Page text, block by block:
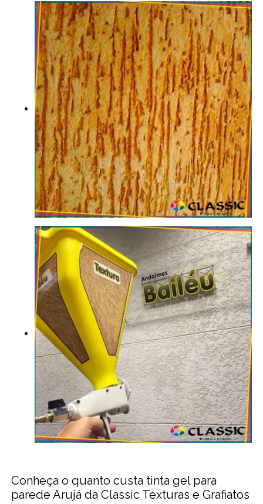
Conheça o quanto custa tinta gel para
parede Arujá da Classic Texturas e Grafiatos